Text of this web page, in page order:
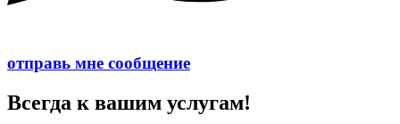
отправь мне сообщение
Всегда к вашим услугам!